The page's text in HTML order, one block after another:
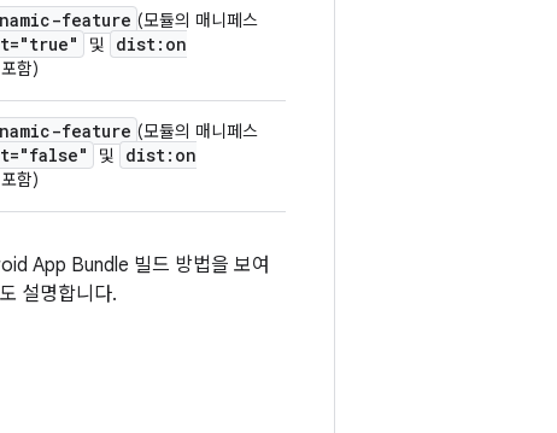
feature (모듈의 매니페스
및
dist:on
포함)
feature (모듈의 매니페스
및
dist:on
포함)
App Bundle 빌드 방법을 보여
설명합니다.